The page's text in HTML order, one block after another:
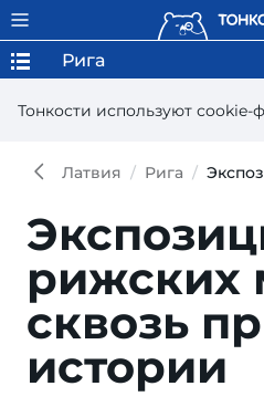
Тонкости используют сookie-
Рига
Латвия Рига
рижских
сквозь
истории